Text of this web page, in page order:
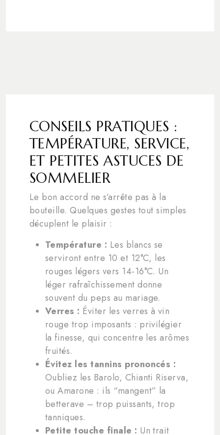
CONSEILS PRATIQUES :
TEMPÉRATURE, SERVICE,
ET PETITES ASTUCES DE
SOMMELIER
Le bon accord ne s’arrête pas à la
bouteille. Quelques gestes tout simples
décuplent le plaisir :
Température : Les blancs se
serviront entre 10 et 12°C, les
rouges légers vers 14-16°C. Un
léger rafraîchissement donne
souvent du peps au mariage.
Verres : Éviter les verres à vin
rouge trop imposants : privilégier
la finesse, qui concentre les arômes
fruités.
Évitez les tannins prononcés :
Oubliez les Barolo, Chianti Riserva,
ou Amarone : ils “mangent” la
betterave – trop puissants, trop
tanniques.
Petite touche finale : Un trait